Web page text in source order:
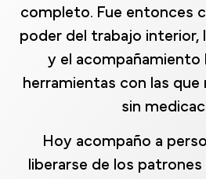
completo. Fue entonces
poder del trabajo interior,
y el acompañamiento
herramientas con las que
sin
Hoy acompaño a
liberarse de los